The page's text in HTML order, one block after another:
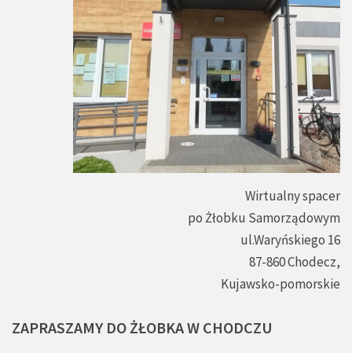
Wirtualny spacer
po Żłobku Samorządowym
ul.Waryńskiego 16
87-860 Chodecz,
Kujawsko-pomorskie
ZAPRASZAMY DO ŻŁOBKAW CHODCZU